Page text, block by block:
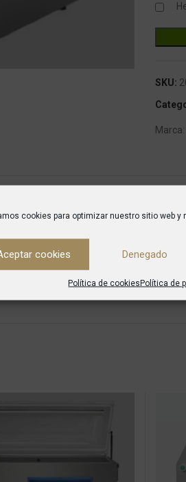
cookies para optimizar nuestro sitio web y
cookies Denegado
Política de cookiesPolítica de
SKU:
Marca:
primer paso para obtener un buen